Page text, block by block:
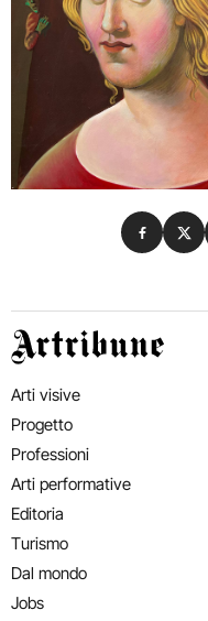
Condividi
Artribune
Arti visive
Progetto
Professioni
Arti performative
Editoria
Turismo
Dal mondo
Jobs